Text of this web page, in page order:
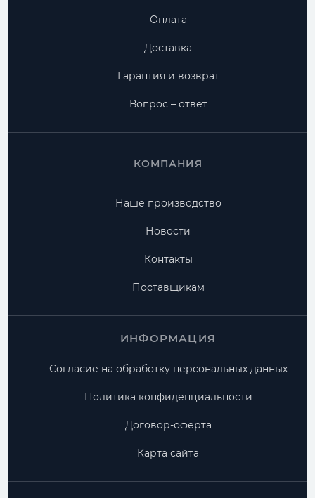
Оплата
Доставка
Гарантия и возврат
Вопрос – ответ
КОМПАНИЯ
Наше производство
Новости
Контакты
Поставщикам
ИНФОРМАЦИЯ
Согласие на обработку персональных данных
Политика конфиденциальности
Договор-оферта
Карта сайта